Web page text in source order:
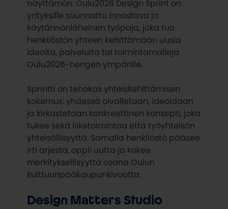
näyttämön. Oulu2026 Design Sprint on
yrityksille suunnattu innostava ja
käytännönläheinen työpaja, joka tuo
henkilöstön yhteen kehittämään uusia
ideoita, palveluita tai toimintamalleja
Oulu2026-hengen ympärille.
Sprintti on tehokas yhteiskehittämisen
kokemus: yhdessä oivalletaan, ideoidaan
ja kirkastetaan konkreettinen konsepti, joka
tukee sekä liiketoimintaa että työyhteisön
yhteisöllisyyttä. Samalla henkilöstö pääsee
irti arjesta, oppii uutta ja kokee
merkityksellisyyttä osana Oulun
kulttuuripääkaupunkivuotta.
Design Matters Studio